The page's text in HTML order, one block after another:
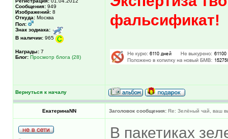
Сообщения: 949
Изображений: 8
Откуда: Москва
Пол:
Знак зодиака:
В наличии: 965
Награды: 7
Блог: Просмотр блога (28)
фальсификат!
Вернуться к началу
ЕкатеринаNN Заголовок сообщения: Re: Зелёный чай, ваш
В пакетиках